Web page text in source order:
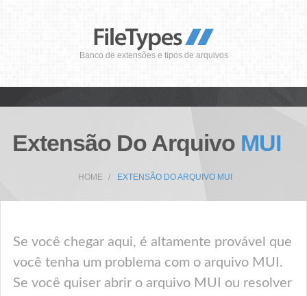
Banco de extensões e tipos de arquivos
Extensão Do Arquivo MUI
HOME EXTENSÃO DO ARQUIVO MUI
Se você chegar aqui, é altamente provável que
você tenha um problema com o arquivo MUI.
Se você quiser abrir o arquivo MUI ou resolver